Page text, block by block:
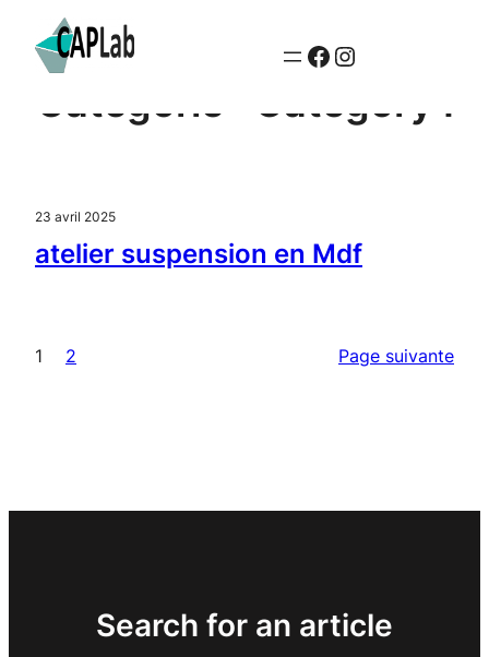
page Facebook du CAPlab
Instagram
Catégorie : Category I
23 avril 2025
atelier suspension en Mdf
1 2 Page suivante
Search for an article